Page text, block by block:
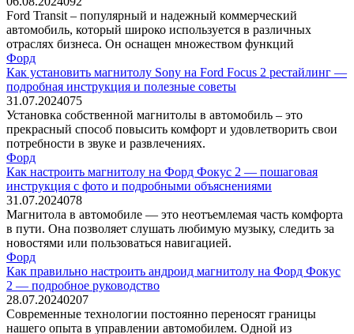
Ford Transit – популярный и надежный коммерческий
автомобиль, который широко используется в различных
отраслях бизнеса. Он оснащен множеством функций
Форд
Как установить магнитолу Sony на Ford Focus 2 рестайлинг —
подробная инструкция и полезные советы
31.07.2024075
Установка собственной магнитолы в автомобиль – это
прекрасный способ повысить комфорт и удовлетворить свои
потребности в звуке и развлечениях.
Форд
Как настроить магнитолу на Форд Фокус 2 — пошаговая
инструкция с фото и подробными объяснениями
31.07.2024078
Магнитола в автомобиле — это неотъемлемая часть комфорта
в пути. Она позволяет слушать любимую музыку, следить за
новостями или пользоваться навигацией.
Форд
Как правильно настроить андроид магнитолу на Форд Фокус
2 — подробное руководство
28.07.20240207
Современные технологии постоянно переносят границы
нашего опыта в управлении автомобилем. Одной из